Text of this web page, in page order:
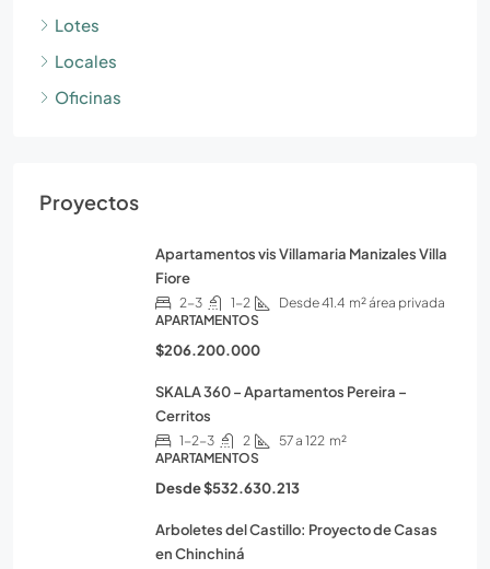
Lotes
Locales
Oficinas
Proyectos
Apartamentos vis Villamaria Manizales Villa
Fiore
2-3 1-2 Desde 41.4 m² área privada
APARTAMENTOS
$206.200.000
SKALA 360 – Apartamentos Pereira –
Cerritos
1-2-3 2 57 a 122 m²
APARTAMENTOS
Desde$532.630.213
Arboletes del Castillo: Proyecto de Casas
en Chinchiná